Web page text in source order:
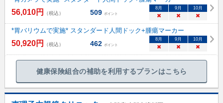
56,010円 （税込） 509 ポイント
8 月 9 月 10月
× × ×
*胃バリウムで実施* スタンダード人間ドック+腫瘍マーカー
50,920円 （税込） 462 ポイント
8 月 9 月 10月
× × ×
健康保険組合の補助を利用するプランはこちら